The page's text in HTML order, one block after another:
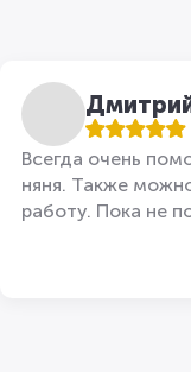
Всегда очень
няня. Также
работу. Пока не